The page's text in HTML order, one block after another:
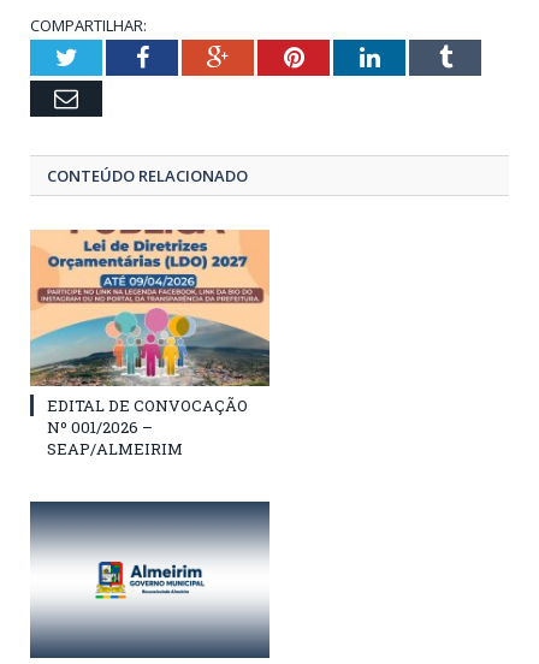
COMPARTILHAR:
TwitterFacebookGoogle+PinterestLinkedInTumblr
Email
CONTEÚDO RELACIONADO
EDITAL DE CONVOCAÇÃO
Nº 001/2026 –
SEAP/ALMEIRIM